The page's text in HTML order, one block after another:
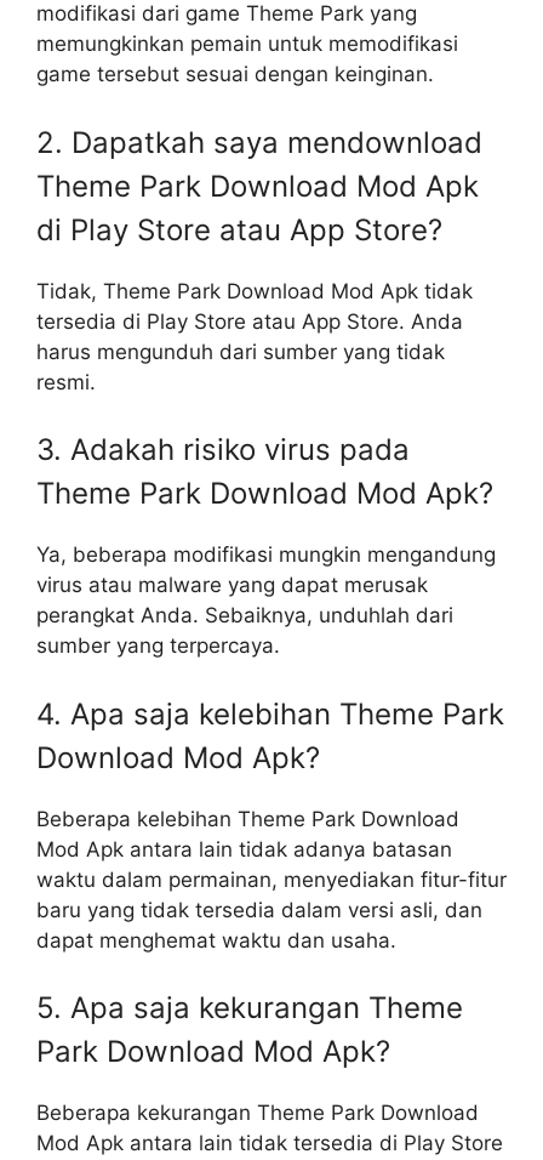
modifikasi dari game Theme Park yang
memungkinkan pemain untuk memodifikasi
game tersebut sesuai dengan keinginan.
2. Dapatkah saya mendownload
Theme Park Download Mod Apk
di Play Store atau App Store?
Tidak, Theme Park Download Mod Apk tidak
tersedia di Play Store atau App Store. Anda
harus mengunduh dari sumber yang tidak
resmi.
3. Adakah risiko virus pada
Theme Park Download Mod Apk?
Ya, beberapa modifikasi mungkin mengandung
virus atau malware yang dapat merusak
perangkat Anda. Sebaiknya, unduhlah dari
sumber yang terpercaya.
4. Apa saja kelebihan Theme Park
Download Mod Apk?
Beberapa kelebihan Theme Park Download
Mod Apk antara lain tidak adanya batasan
waktu dalam permainan, menyediakan fitur-fitur
baru yang tidak tersedia dalam versi asli, dan
dapat menghemat waktu dan usaha.
5. Apa saja kekurangan Theme
Park Download Mod Apk?
Beberapa kekurangan Theme Park Download
Mod Apk antara lain tidak tersedia di Play Store